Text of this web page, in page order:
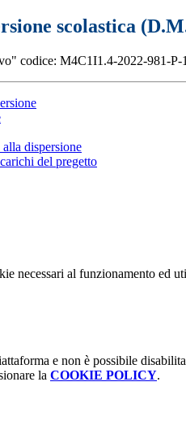
scolastica
codice: M4C1I1.4-2022-981-
dispersione
del pregetto
necessari al funzionamento ed
e non è possibile
la COOKIE POLICY.